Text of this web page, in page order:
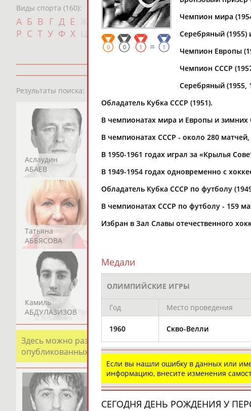
Виды спорта (160):
А Б В Г Д Е И К Л М Н О
П
Р С Т У Ф Х Ш Щ Э Ю Я
Дата
чч
Результаты поиска:
Аслаудин
АБАЕВ
Елена
АБАИМОВА
Мария
АБАКУМОВА
Татьяна
АББЯСОВА
Акжана
Камиль
АБДУЛАЗИЗОВ
АБДУЛБЕКОВ
АБДУЛДАУДОВ
Здесь можно разместить информацию о хорошо
опубликованных записях. Страна должна знать своих
0 0 1 = 1
Чемпион мира
Серебряный (1955)
Чемпион Европы
Чемпион СССР
Серебряный (1955,
Обладатель Кубка СССР (1951).
В чемпионатах мира и Европы и
В чемпионатах СССР - около 280
В 1950-1961 годах играл за «Крылья
В 1949-1954 годах одновременно с
Обладатель Кубка СССР по футболу
В чемпионатах СССР по футболу - 159
Избран в Зал Славы отечественного
Медали
ОЛИМПИЙСКИЕ ИГРЫ
Год Место проведения
1960 Скво-Велли
Если вы нашли ошибку в данных или
информацию, внесите изменения
СЕГОДНЯ ДЕНЬ РОЖДЕНИЯ У